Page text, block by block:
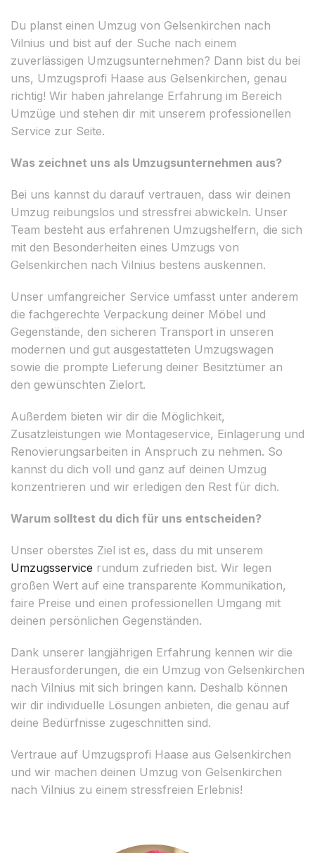
Du planst einen Umzug von Gelsenkirchen nach
Vilnius und bist auf der Suche nach einem
zuverlässigen Umzugsunternehmen? Dann bist du bei
uns, Umzugsprofi Haase aus Gelsenkirchen, genau
richtig! Wir haben jahrelange Erfahrung im Bereich
Umzüge und stehen dir mit unserem professionellen
Service zur Seite.
Was zeichnet uns als Umzugsunternehmen aus?
Bei uns kannst du darauf vertrauen, dass wir deinen
Umzug reibungslos und stressfrei abwickeln. Unser
Team besteht aus erfahrenen Umzugshelfern, die sich
mit den Besonderheiten eines Umzugs von
Gelsenkirchen nach Vilnius bestens auskennen.
Unser umfangreicher Service umfasst unter anderem
die fachgerechte Verpackung deiner Möbel und
Gegenstände, den sicheren Transport in unseren
modernen und gut ausgestatteten Umzugswagen
sowie die prompte Lieferung deiner Besitztümer an
den gewünschten Zielort.
Außerdem bieten wir dir die Möglichkeit,
Zusatzleistungen wie Montageservice, Einlagerung und
Renovierungsarbeiten in Anspruch zu nehmen. So
kannst du dich voll und ganz auf deinen Umzug
konzentrieren und wir erledigen den Rest für dich.
Warum solltest du dich für uns entscheiden?
Unser oberstes Ziel ist es, dass du mit unserem
Umzugsservice rundum zufrieden bist. Wir legen
großen Wert auf eine transparente Kommunikation,
faire Preise und einen professionellen Umgang mit
deinen persönlichen Gegenständen.
Dank unserer langjährigen Erfahrung kennen wir die
Herausforderungen, die ein Umzug von Gelsenkirchen
nach Vilnius mit sich bringen kann. Deshalb können
wir dir individuelle Lösungen anbieten, die genau auf
deine Bedürfnisse zugeschnitten sind.
Vertraue auf Umzugsprofi Haase aus Gelsenkirchen
und wir machen deinen Umzug von Gelsenkirchen
nach Vilnius zu einem stressfreien Erlebnis!